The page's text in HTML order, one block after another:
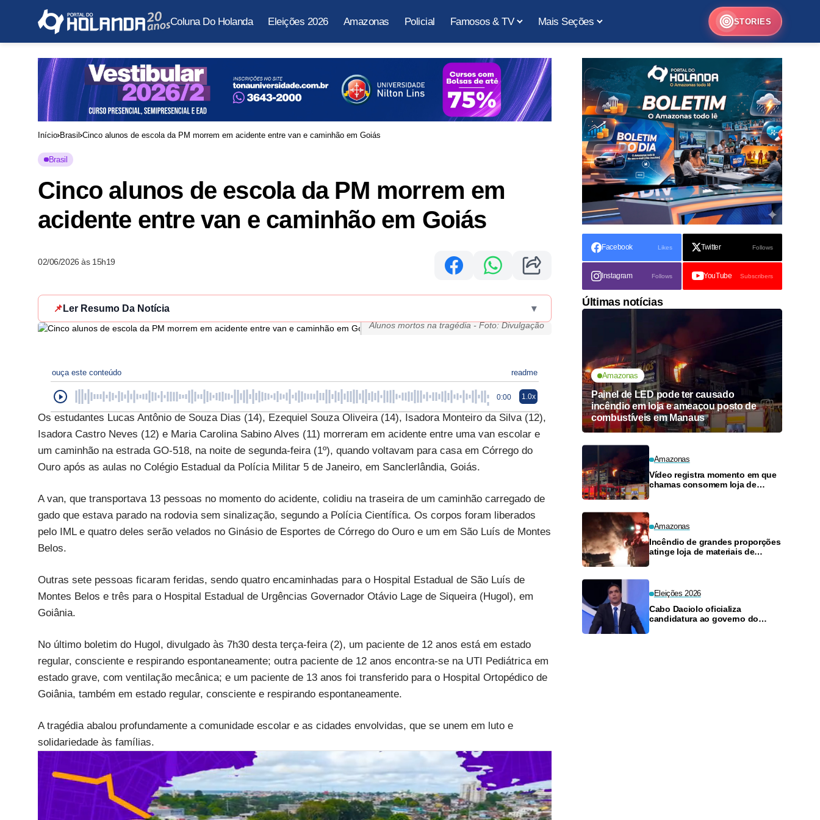
Coluna Do Holanda Eleições 2026 Amazonas Policial Famosos & TV Mais Seções STORIES
Início Brasil Cinco alunos de escola da PM morrem em acidente entre van e caminhão em Goiás
Brasil
Cinco alunos de escola da PM morrem em
acidente entre van e caminhão em Goiás
02/06/2026 às 15h19
📌 Ler Resumo Da Notícia ▾
Alunos mortos na tragédia - Foto: Divulgação
ouça este conteúdo readme
0:00 1.0x
Os estudantes Lucas Antônio de Souza Dias (14), Ezequiel Souza Oliveira (14), Isadora Monteiro da Silva (12),
Isadora Castro Neves (12) e Maria Carolina Sabino Alves (11) morreram em acidente entre uma van escolar e
um caminhão na estrada GO-518, na noite de segunda-feira (1º), quando voltavam para casa em Córrego do
Ouro após as aulas no Colégio Estadual da Polícia Militar 5 de Janeiro, em Sanclerlândia, Goiás.
A van, que transportava 13 pessoas no momento do acidente, colidiu na traseira de um caminhão carregado de
gado que estava parado na rodovia sem sinalização, segundo a Polícia Científica. Os corpos foram liberados
pelo IML e quatro deles serão velados no Ginásio de Esportes de Córrego do Ouro e um em São Luís de Montes
Belos.
Outras sete pessoas ficaram feridas, sendo quatro encaminhadas para o Hospital Estadual de São Luís de
Montes Belos e três para o Hospital Estadual de Urgências Governador Otávio Lage de Siqueira (Hugol), em
Goiânia.
No último boletim do Hugol, divulgado às 7h30 desta terça-feira (2), um paciente de 12 anos está em estado
regular, consciente e respirando espontaneamente; outra paciente de 12 anos encontra-se na UTI Pediátrica em
estado grave, com ventilação mecânica; e um paciente de 13 anos foi transferido para o Hospital Ortopédico de
Goiânia, também em estado regular, consciente e respirando espontaneamente.
A tragédia abalou profundamente a comunidade escolar e as cidades envolvidas, que se unem em luto e
solidariedade às famílias.
Facebook Likes Twitter Follows
Instagram Follows YouTube Subscribers
Últimas notícias
Amazonas
Painel de LED pode ter causado
incêndio em loja e ameaçou posto de
combustíveis em Manaus
Amazonas
Vídeo registra momento em que
chamas consomem loja de
Amazonas
Incêndio de grandes proporções
atinge loja de materiais de
Eleições 2026
Cabo Daciolo oficializa
candidatura ao governo do